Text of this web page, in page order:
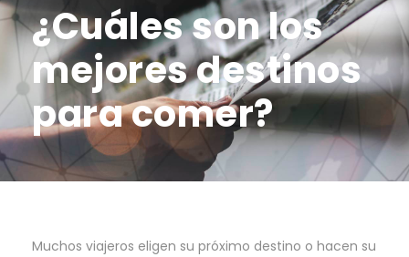
¿Cuáles son los
mejores destinos
para comer?
Muchos viajeros eligen su próximo destino o hacen su